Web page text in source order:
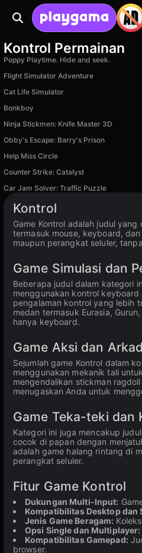
Kontrol Permainan
Poppy Playtime. Hide and seek.
Flight Simulator Adventure
Cat Life Simulator
Bonkboy
Ninja Stickmen: Knife Master 3D
Obby's Escape: Barry's Prison
Help Miss Circle
Counter Strike: Catalyst
Car Jam Solver: Traffic Puzzle
Kontrol
Game Kontrol adalah judul
termasuk mouse, keyboard,
maupun perangkat seluler,
Game Simulasi dan
Beberapa judul dalam kategori
menggunakan kontrol
pengalaman kontrol yang lebih
medan termasuk Eurasia,
hanya keyboard.
Game Aksi dan
Sejumlah game Kontrol dalam
menggunakan mekanik tali
mengendalikan stickman
menugaskan Anda untuk
Game Teka-teki dan
Kategori ini juga mencakup
cocok di papan dengan
adalah game halang rintang di
perangkat seluler.
Fitur Game Kontrol
Dukungan Multi-Input:
Kompatibilitas Desktop dan
Jenis Game Beragam:
Opsi Single dan Multiplayer:
Kompatibilitas Gamepad:
browser.